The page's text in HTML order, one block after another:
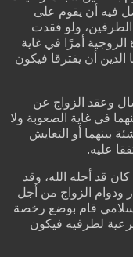
فيه أن يقوم على
الطرفين، ولو فقدت
الزوجية أمرًا في غاية
أن يفترقا فيكون
وعقد الزواج عن
في غاية الصعوبة ولا
بينهما أو التعايش
عليه.
قد أحله الله، وقد
ودوام الزواج من أجل
قام بوضع رخصة
لطرفيه فيكون